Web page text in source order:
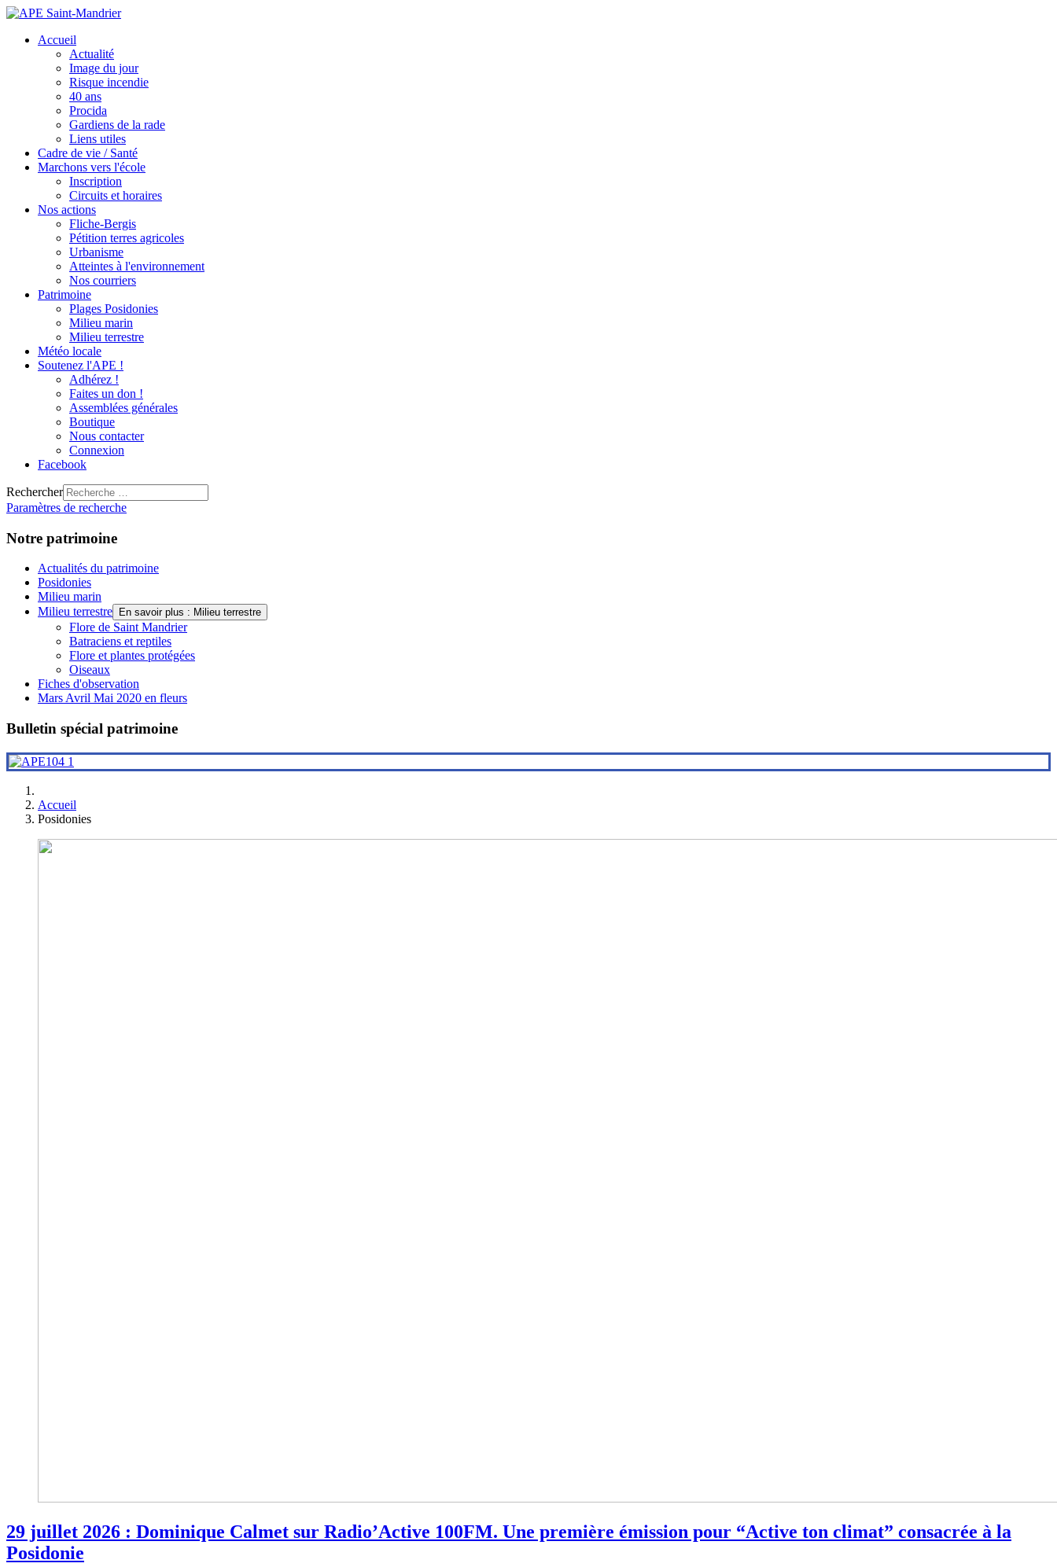
Accueil
Actualité
Image du jour
Risque incendie
40 ans
Procida
Gardiens de la rade
Liens utiles
Cadre de vie / Santé
Marchons vers l'école
Inscription
Circuits et horaires
Nos actions
Fliche-Bergis
Pétition terres agricoles
Urbanisme
Atteintes à l'environnement
Nos courriers
Patrimoine
Plages Posidonies
Milieu marin
Milieu terrestre
Météo locale
Soutenez l'APE !
Adhérez !
Faites un don !
Assemblées générales
Boutique
Nous contacter
Connexion
Facebook
Rechercher
Paramètres de recherche
Notre patrimoine
Actualités du patrimoine
Posidonies
Milieu marin
Milieu terrestre
En savoir plus : Milieu terrestre
Flore de Saint Mandrier
Batraciens et reptiles
Flore et plantes protégées
Oiseaux
Fiches d'observation
Mars Avril Mai 2020 en fleurs
Bulletin spécial patrimoine
Accueil
Posidonies
29 juillet 2026 : Dominique Calmet sur Radio’Active 100FM. Une première émission pour “Active ton climat” consacrée à la
Posidonie